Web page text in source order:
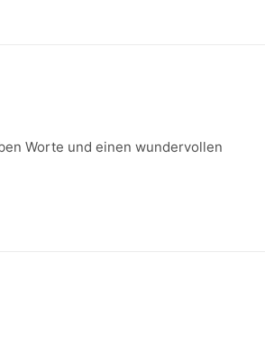
Worte und einen wundervollen